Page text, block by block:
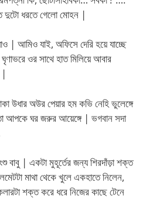
দুটো ধরতে গেলো মোহন |
| আমিও যাই, অফিসে দেরি হয়ে যাচ্ছে
ওর সাথে হাত মিলিয়ে আবার
|
উধার অউর পেয়ার হম কভি নেহি ভুলেঙ্গে
ঘর জরুর আয়েঙ্গে | ভগবান সদা
বাবু | একটা মুহূর্তের জন্য শিরদাঁড়া শক্ত
মাথা থেকে খুলে একহাতে নিলেন,
শক্ত করে ধরে নিজের কাছে টেনে